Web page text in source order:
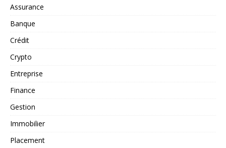
Assurance
Banque
Crédit
Crypto
Entreprise
Finance
Gestion
Immobilier
Placement